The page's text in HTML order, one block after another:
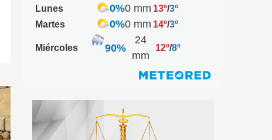
Lunes
0%0 mm 13º/3º
Martes
0%0 mm 14º/3º
Miércoles 90%
24
mm
12º/8º